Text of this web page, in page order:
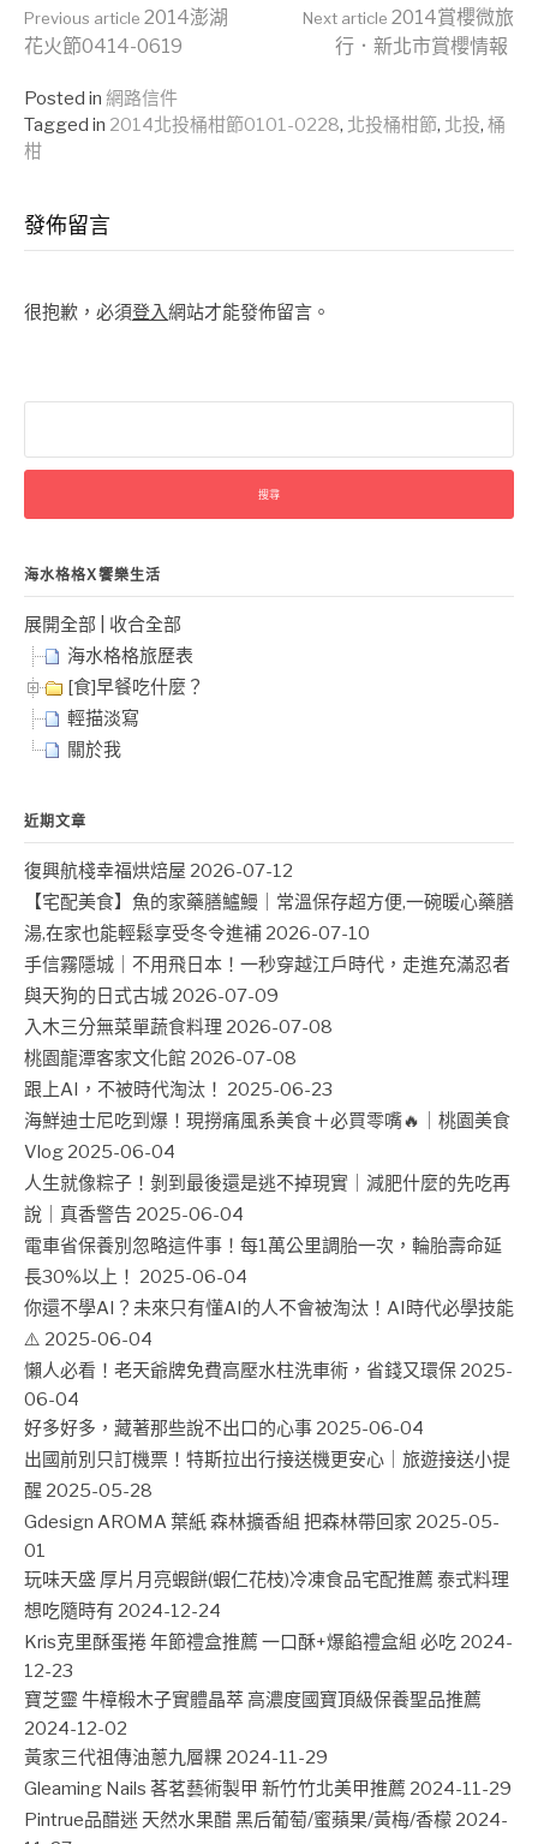
Continue
Reading
Previous article 2014澎湖
花火節0414-0619
Next article 2014賞櫻微旅
行．新北市賞櫻情報
Posted in 網路信件
Tagged in 2014北投桶柑節0101-0228, 北投桶柑節, 北投, 桶
柑
發佈留言
很抱歉，必須登入網站才能發佈留言。
關
字:
海水格格X饗樂生活
展開全部
收合全部
海水格格旅歷表
[食]早餐吃什麼？
輕描淡寫
關於我
近期文章
復興航棧幸福烘焙屋 2026-07-12
【宅配美食】魚的家藥膳鱸鰻｜常溫保存超方便,一碗暖心藥膳
湯,在家也能輕鬆享受冬令進補 2026-07-10
手信霧隱城｜不用飛日本！一秒穿越江戶時代，走進充滿忍者
與天狗的日式古城 2026-07-09
入木三分無菜單蔬食料理 2026-07-08
桃園龍潭客家文化館 2026-07-08
跟上AI，不被時代淘汰！ 2025-06-23
海鮮迪士尼吃到爆！現撈痛風系美食＋必買零嘴🔥｜桃園美食
Vlog 2025-06-04
人生就像粽子！剝到最後還是逃不掉現實｜減肥什麼的先吃再
說｜真香警告 2025-06-04
電車省保養別忽略這件事！每1萬公里調胎一次，輪胎壽命延
長30%以上！ 2025-06-04
你還不學AI？未來只有懂AI的人不會被淘汰！AI時代必學技能
⚠️ 2025-06-04
懶人必看！老天爺牌免費高壓水柱洗車術，省錢又環保 2025-
06-04
好多好多，藏著那些說不出口的心事 2025-06-04
出國前別只訂機票！特斯拉出行接送機更安心｜旅遊接送小提
醒 2025-05-28
Gdesign AROMA 葉紙 森林擴香組 把森林帶回家 2025-05-
01
玩味天盛 厚片月亮蝦餅(蝦仁花枝)冷凍食品宅配推薦 泰式料理
想吃隨時有 2024-12-24
Kris克里酥蛋捲 年節禮盒推薦 一口酥+爆餡禮盒組 必吃 2024-
12-23
寶芝靈 牛樟椴木子實體晶萃 高濃度國寶頂級保養聖品推薦
2024-12-02
黃家三代祖傳油蔥九層粿 2024-11-29
Gleaming Nails 茖茗藝術製甲 新竹竹北美甲推薦 2024-11-29
Pintrue品醋迷 天然水果醋 黑后葡萄/蜜蘋果/黃梅/香檬 2024-